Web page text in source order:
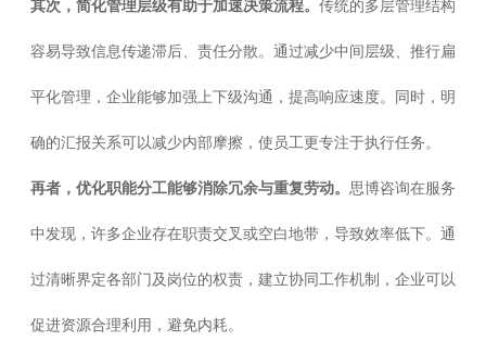
其次，简化管理层级有助于加速决策流程。 传统的多层管理结构
容易导致信息传递滞后、责任分散。通过减少中间层级、推行扁
平化管理，企业能够加强上下级沟通，提高响应速度。同时，明
确的汇报关系可以减少内部摩擦，使员工更专注于执行任务。
再者，优化职能分工能够消除冗余与重复劳动。 思博咨询在服务
中发现，许多企业存在职责交叉或空白地带，导致效率低下。通
过清晰界定各部门及岗位的权责，建立协同工作机制，企业可以
促进资源合理利用，避免内耗。